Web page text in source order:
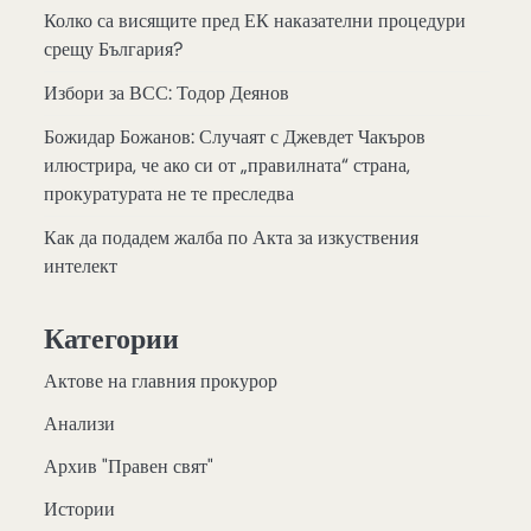
Колко са висящите пред ЕК наказателни процедури
срещу България?
Избори за ВСС: Тодор Деянов
Божидар Божанов: Случаят с Джевдет Чакъров
илюстрира, че ако си от „правилната“ страна,
прокуратурата не те преследва
Как да подадем жалба по Акта за изкуствения
интелект
Категории
Актове на главния прокурор
Анализи
Архив "Правен свят"
Истории